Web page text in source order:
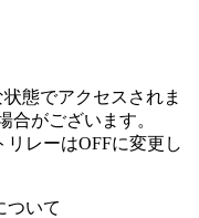
態でアクセスされま
合がございます。
レーはOFFに変更し
ついて